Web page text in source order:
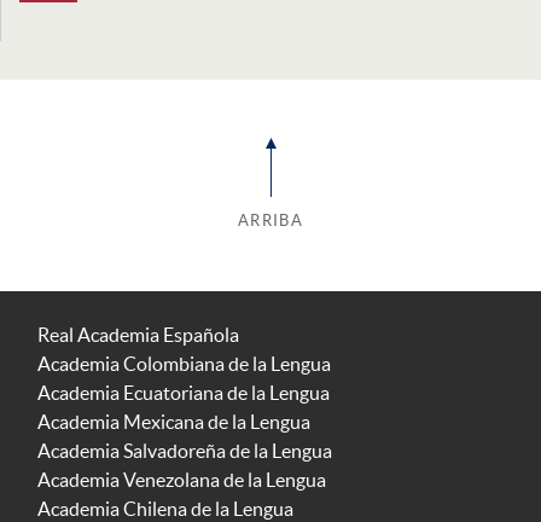
ARRIBA
Real Academia Española
Academia Colombiana de la Lengua
Academia Ecuatoriana de la Lengua
Academia Mexicana de la Lengua
Academia Salvadoreña de la Lengua
Academia Venezolana de la Lengua
Academia Chilena de la Lengua